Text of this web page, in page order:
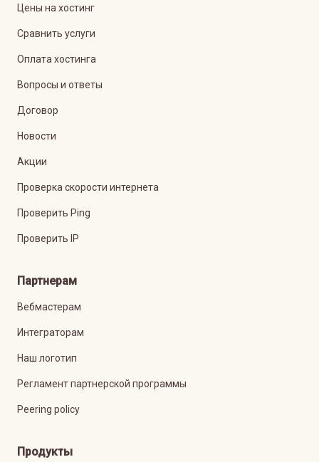
Цены на хостинг
Сравнить услуги
Оплата хостинга
Вопросы и ответы
Договор
Новости
Акции
Проверка скорости интернета
Проверить Ping
Проверить IP
Партнерам
Вебмастерам
Интеграторам
Наш логотип
Регламент партнерской программы
Peering policy
Продукты